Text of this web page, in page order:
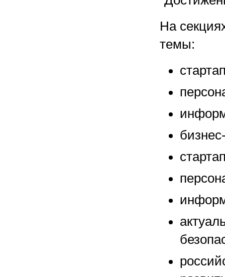
На
темы: